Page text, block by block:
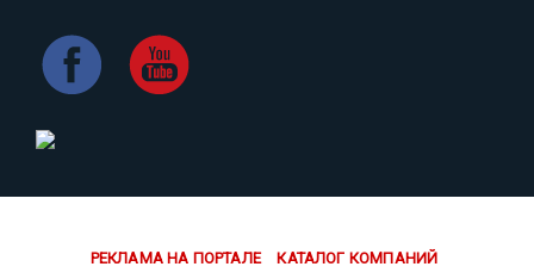
РЕКЛАМА НА ПОРТАЛЕ КАТАЛОГ КОМПАНИЙ